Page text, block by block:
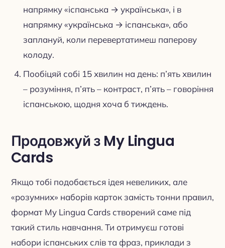
напрямку «іспанська → українська», і в
напрямку «українська → іспанська», або
заплануй, коли перевертатимеш паперову
колоду.
Пообіцяй собі 15 хвилин на день: п’ять хвилин
– розуміння, п’ять – контраст, п’ять – говоріння
іспанською, щодня хоча б тиждень.
Продовжуй з My Lingua
Cards
Якщо тобі подобається ідея невеликих, але
«розумних» наборів карток замість тонни правил,
формат My Lingua Cards створений саме під
такий стиль навчання. Ти отримуєш готові
набори іспанських слів та фраз, приклади з